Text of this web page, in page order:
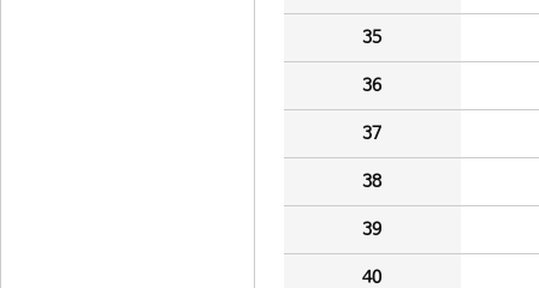
35
36
37
38
39
40